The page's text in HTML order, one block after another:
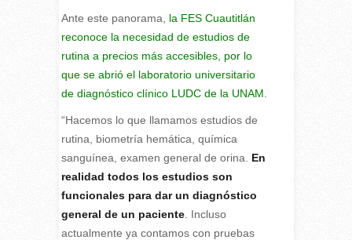
Ante este panorama, la FES Cuautitlán
reconoce la necesidad de estudios de
rutina a precios más accesibles, por lo
que se abrió el laboratorio universitario
de diagnóstico clínico LUDC de la UNAM
“Hacemos lo que llamamos estudios de
rutina, biometría hemática, química
sanguínea, examen general de orina. En
realidad todos los estudios son
funcionales para dar un diagnóstico
general de un paciente. Incluso
actualmente ya contamos con pruebas